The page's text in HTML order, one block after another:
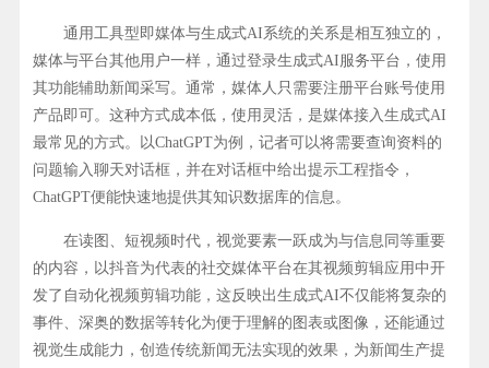
通用工具型即媒体与生成式AI系统的关系是相互独立的，
媒体与平台其他用户一样，通过登录生成式AI服务平台，使用
其功能辅助新闻采写。通常，媒体人只需要注册平台账号使用
产品即可。这种方式成本低，使用灵活，是媒体接入生成式AI
最常见的方式。以ChatGPT为例，记者可以将需要查询资料的
问题输入聊天对话框，并在对话框中给出提示工程指令，
ChatGPT便能快速地提供其知识数据库的信息。
在读图、短视频时代，视觉要素一跃成为与信息同等重要
的内容，以抖音为代表的社交媒体平台在其视频剪辑应用中开
发了自动化视频剪辑功能，这反映出生成式AI不仅能将复杂的
事件、深奥的数据等转化为便于理解的图表或图像，还能通过
视觉生成能力，创造传统新闻无法实现的效果，为新闻生产提